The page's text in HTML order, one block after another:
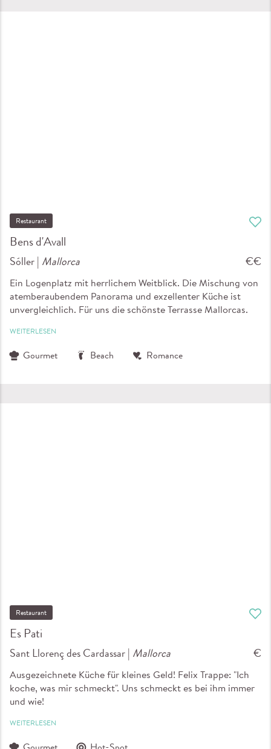
Bens d'Avall
Restaurant
Sóller | Mallorca €€
Ein Logenplatz mit herrlichem Weitblick. Die Mischung von
atemberaubendem Panorama und exzellenter Küche ist
unvergleichlich. Für uns die schönste Terrasse Mallorcas.
WEITERLESEN
Gourmet Beach Romance
Es Pati
Restaurant
Sant Llorenç des Cardassar | Mallorca €
Ausgezeichnete Küche für kleines Geld! Felix Trappe: "Ich
koche, was mir schmeckt". Uns schmeckt es bei ihm immer
und wie!
WEITERLESEN